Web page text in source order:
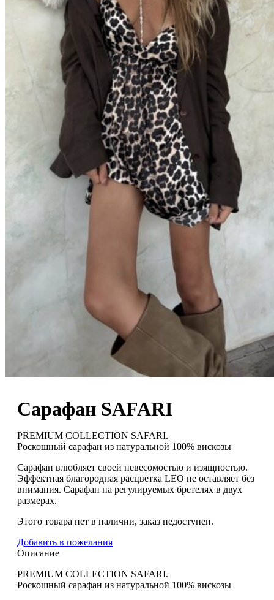
Вход / Регистрация
Список желаний (Wishlist)
0
Сарафан SAFARI
PREMIUM COLLECTION SAFARI.
Роскошный сарафан из натуральной 100% вискозы
Сарафан влюбляет своей невесомостью и изящностью.
Эффектная благородная расцветка LEO не оставляет без
внимания. Сарафан на регулируемых бретелях в двух
размерах.
Этого товара нет в наличии, заказ недоступен.
Добавить в пожелания
Описание
PREMIUM COLLECTION SAFARI.
Роскошный сарафан из натуральной 100% вискозы